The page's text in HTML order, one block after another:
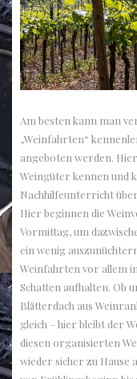
Am besten kann man
„Weinfahrten“
angeboten werden.
Weingüter kennen und
Nachhilfeunterricht
Hier beginnen die
Vormittag, um
ein wenig
Weinfahrten vor allem
Schatten aufhalten. Ob
Blätterdach aus
gleich – hier bleibt der
diesen organisierten
wieder sicher zu Hause